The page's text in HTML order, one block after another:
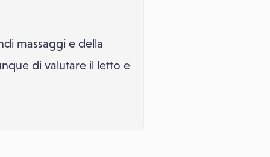
massaggi e della
di valutare il letto e